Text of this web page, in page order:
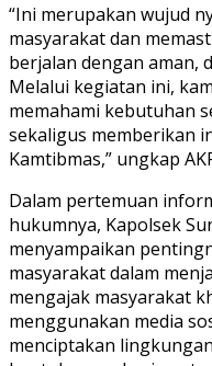
“Ini merupakan wujud
masyarakat dan
berjalan dengan aman,
Melalui kegiatan ini,
memahami kebutuhan
sekaligus memberikan
Kamtibmas,” ungkap
Dalam pertemuan
hukumnya, Kapolsek
menyampaikan
masyarakat dalam
mengajak masyarakat
menggunakan media
menciptakan